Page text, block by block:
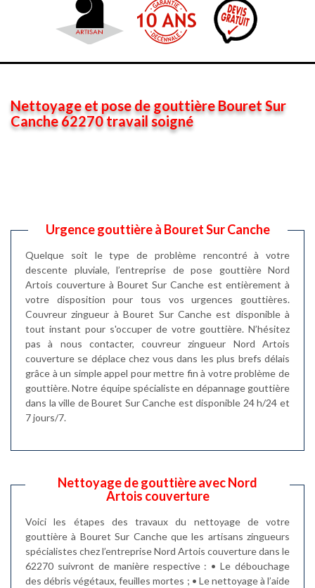
Nettoyage et pose de gouttière Bouret Sur
Canche 62270 travail soigné
Urgence gouttière à Bouret Sur Canche
Quelque soit le type de problème rencontré à votre
descente pluviale, l’entreprise de pose gouttière Nord
Artois couverture à Bouret Sur Canche est entièrement à
votre disposition pour tous vos urgences gouttières.
Couvreur zingueur à Bouret Sur Canche est disponible à
tout instant pour s'occuper de votre gouttière. N’hésitez
pas à nous contacter, couvreur zingueur Nord Artois
couverture se déplace chez vous dans les plus brefs délais
grâce à un simple appel pour mettre fin à votre problème de
gouttière. Notre équipe spécialiste en dépannage gouttière
dans la ville de Bouret Sur Canche est disponible 24 h/24 et
7 jours/7.
Nettoyage de gouttière avec Nord
Artois couverture
Voici les étapes des travaux du nettoyage de votre
gouttière à Bouret Sur Canche que les artisans zingueurs
spécialistes chez l’entreprise Nord Artois couverture dans le
62270 suivront de manière respective : • Le débouchage
des débris végétaux, feuilles mortes ; • Le nettoyage à l’aide